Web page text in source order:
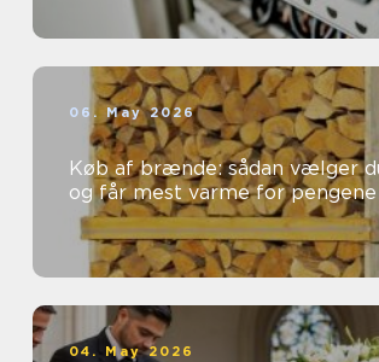
06. May 2026
Køb af brænde: sådan vælger
og får mest varme for pengene
04. May 2026